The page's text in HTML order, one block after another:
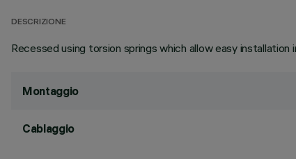
DESCRIZIONE
Recessed using torsion springs which allow easy
Montaggio
Cablaggio